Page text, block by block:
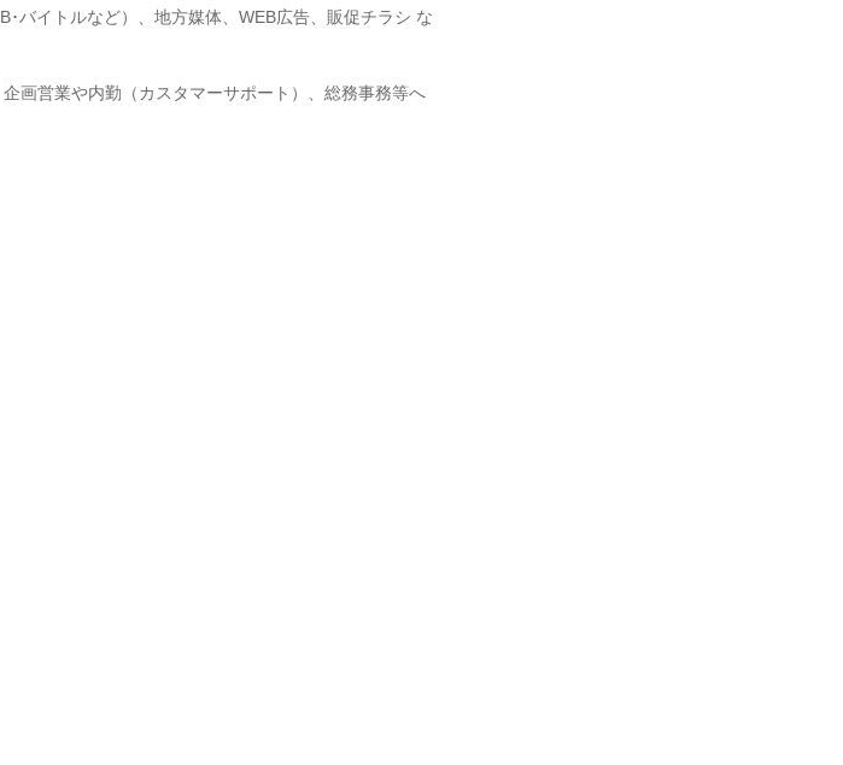
バイトルなど）、地方媒体、WEB広告、販促チラシ な
画営業や内勤（カスタマーサポート）、総務事務等へ